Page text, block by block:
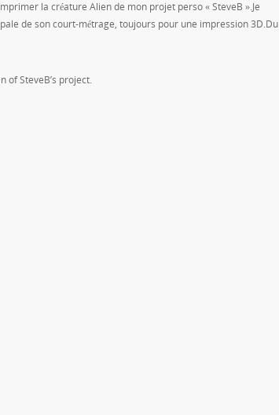
la créature Alien de mon projet perso « SteveB ».Je
de son court-métrage, toujours pour une impression 3D.Du
of SteveB’s project.